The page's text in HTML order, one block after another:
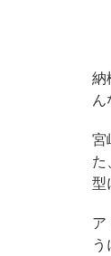
納
ん
宮
た
型
ア
う